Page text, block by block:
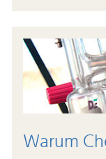
Warum